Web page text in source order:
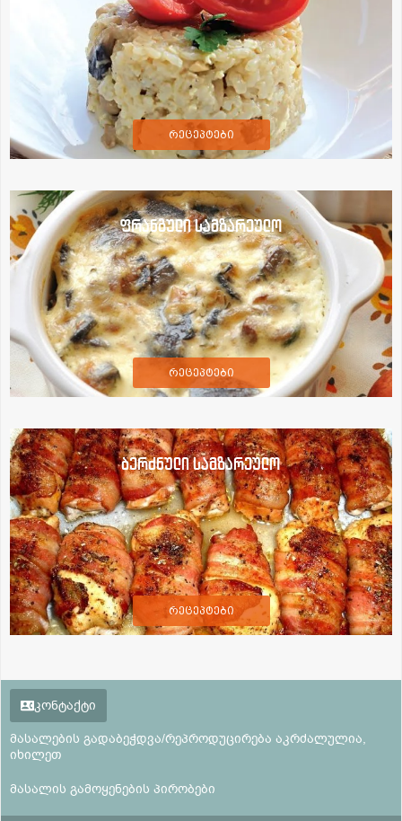
რეცეპტები
ფრანგული სამზარეულო
რეცეპტები
ბერძნული სამზარეულო
რეცეპტები
კონტაქტი
მასალების გადაბეჭდვა/რეპროდუცირება აკრძალულია,
იხილეთ
მასალის გამოყენების პირობები